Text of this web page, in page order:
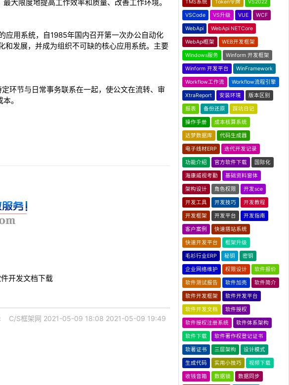
大限度地提高工作效率和质量、改善工作环境。
应用系统，自1985年国内召开第一次办公自动化
和发展，并成为组织不可缺的核心应用系统。主要
环节与日常事务联系在一起，使公文在流转、审
。
开发文档下载
C/S框架网 2021-05-09 18:08 2021-05-09 19:49
TMS系统 Token令牌 VS2022
VSCode VS升级 VUE WCF
WebApi WebApi NETCore
WebApi框架 WEB开发框架
Windows服务 Winform 开发框架
Winform 开发平台 WinFramework
Workflow工作流 Workflow流程引擎
XtraReport 安装环境 版本区别
报表 备份还原 踩坑日记
操作手册 成本核算系统
达梦数据库 代码生成器
电子线材ERP 迭代开发记录
功能介绍 官方软件下载 国际化
海康威视考勤 基础资料窗体
架构设计 角色权限 开发sce
开发工具 开发技巧 开发教程
开发框架 开发平台 开发指南
客户案例 快速搭站系统
快速开发平台 框架升级
毛衫行业ERP 秘钥 密钥
企业网络维护 权限设计 软件报价
软件测试报告 软件加壳 软件简介
软件开发框架 软件开发平台
软件开发文档 软件授权
软件授权注册系统 软件体系架构
软件下载 软件著作权登记证书
软著证书 三层架构 设计模式
生成代码 实用小技巧 视频下载
收钱音箱 数据锁 数据同步